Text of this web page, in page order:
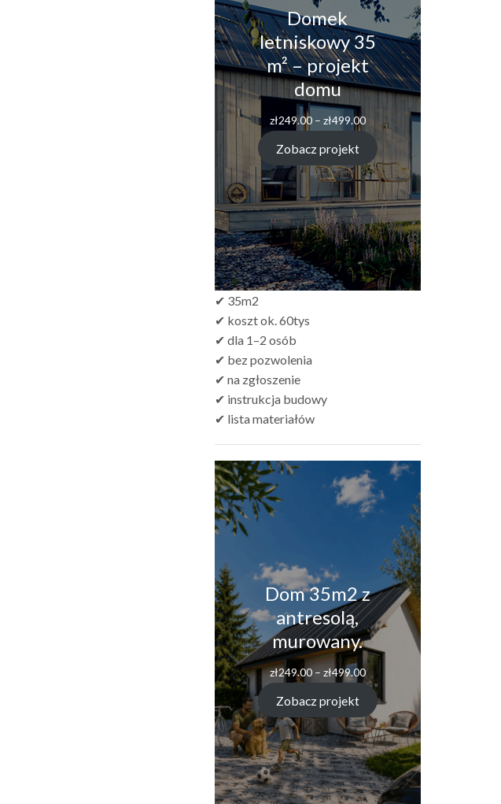
Domek
letniskowy 35
m² – projekt
domu
zł249.00 – zł499.00Zakres
cen:
od
zł249.00
do
zł499.00
Zobacz projekt
✔ 35m2
✔ koszt ok. 60tys
✔ dla 1–2 osób
✔ bez pozwolenia
✔ na zgłoszenie
✔ instrukcja budowy
✔ lista materiałów
Dom 35m2 z
antresolą,
murowany.
zł249.00 – zł499.00Zakres
cen:
od
zł249.00
do
zł499.00
Zobacz projekt